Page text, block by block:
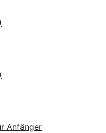
Anfänger